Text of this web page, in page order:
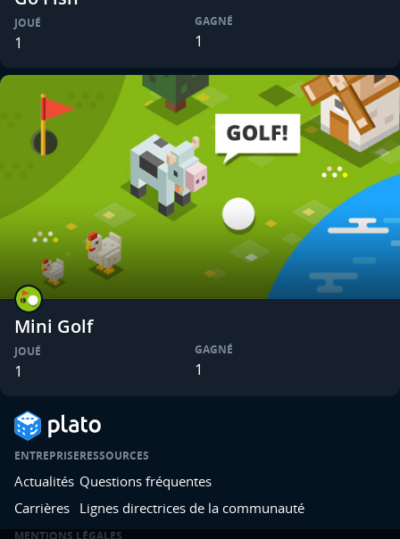
JOUÉ
1
GAGNÉ
1
Mini Golf
JOUÉ
1
GAGNÉ
1
ENTREPRISE
Actualités
Carrières
RESSOURCES
Questions fréquentes
Lignes directrices de la communauté
MENTIONS LÉGALES